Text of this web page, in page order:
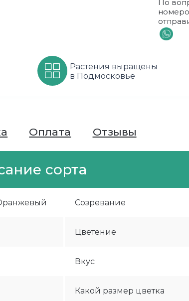
По
Растения выращены
в Подмосковье
сорта
Созревание
Цветение
Вкус
Какой размер цветка
Оплата Отзывы